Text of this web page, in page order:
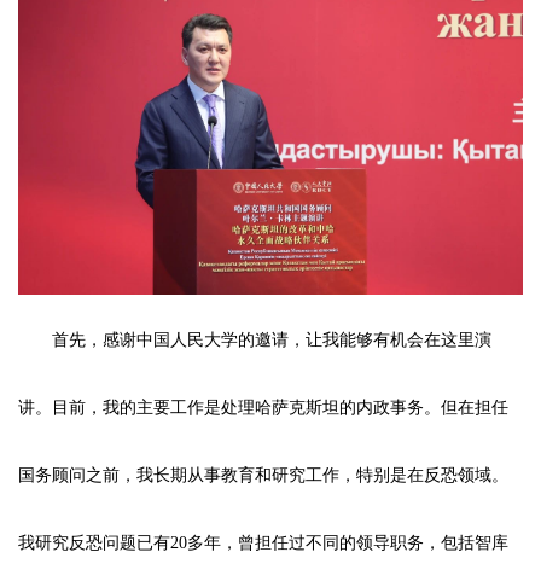
首先，感谢中国人民大学的邀请，让我能够有机会在这里演
讲。目前，我的主要工作是处理哈萨克斯坦的内政事务。但在担任
国务顾问之前，我长期从事教育和研究工作，特别是在反恐领域。
我研究反恐问题已有20多年，曾担任过不同的领导职务，包括智库